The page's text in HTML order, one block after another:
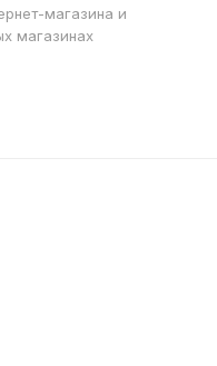
магазина и
магазинах